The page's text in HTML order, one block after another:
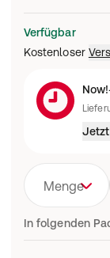
Verfügbar
Kostenloser
Jetzt
Menge
In folgenden